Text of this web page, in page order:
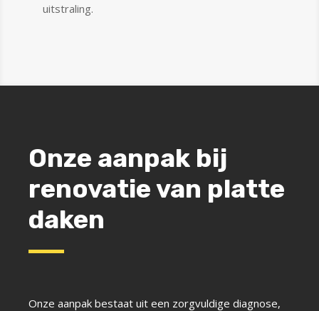
uitstraling.
Onze aanpak bij
renovatie van platte
daken
Onze aanpak bestaat uit een zorgvuldige diagnose,